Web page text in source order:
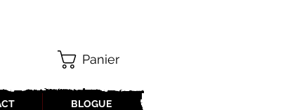
BLOGUE
Panier